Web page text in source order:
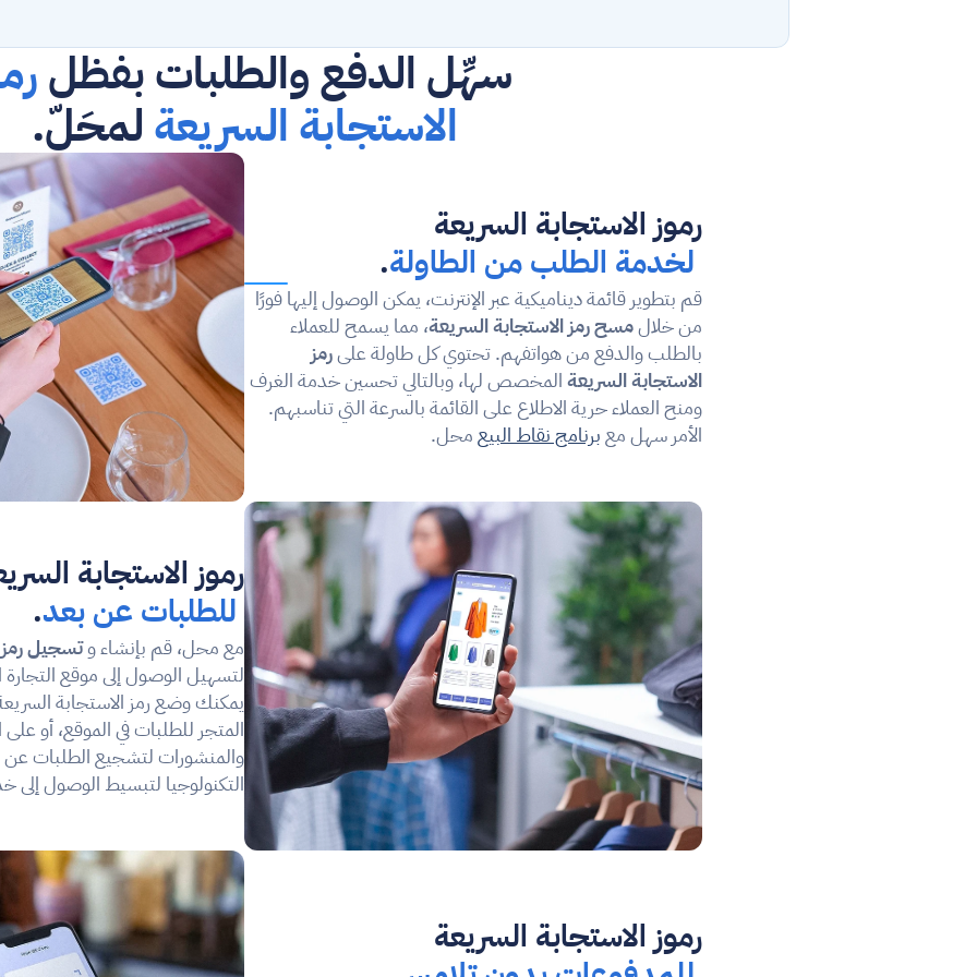
سهِّل الدفع والطلبات بفظل
الاستجابة السريعة لمحَلّ.
رموز الاستجابة السريعة
لخدمة الطلب من الطاولة.
من خلال مسح رمز الاستجابة السريعة
بالطلب والدفع من هواتفهم. تحتوي كل طاولة على
الاستجابة السريعة
الأمر سهل مع برنامج نقاط البيع محل.
رموز الاستجابة
للطلبات عن بعد.
مع محل، قم بإنشاء و تسجيل رمز
التكنولوجيا لتبسيط الوصول إلى
رموز الاستجابة السريعة